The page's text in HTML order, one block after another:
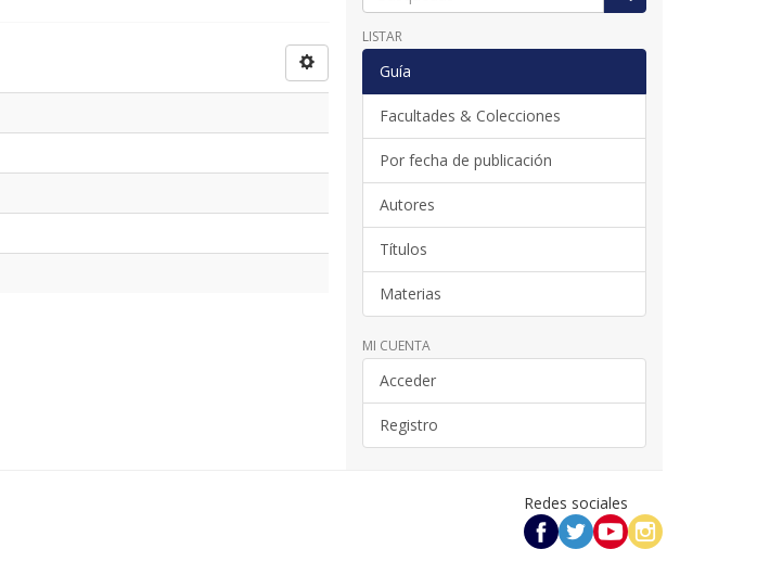
LISTAR
Guía
Facultades & Colecciones
Por fecha de publicación
Autores
Títulos
Materias
MI CUENTA
Acceder
Registro
Redes sociales